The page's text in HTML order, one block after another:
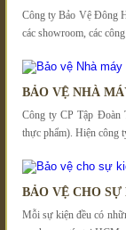
Công ty Bảo Vệ Đông
các showroom, các
BẢO VỆ NHÀ
Công ty CP Tập Đoàn
thực phẩm). Hiện công
BẢO VỆ CHO
Mỗi sự kiện đều có